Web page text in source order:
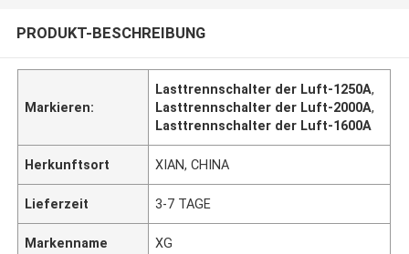
PRODUKT-BESCHREIBUNG
Markieren:
Lasttrennschalter der Luft-1250A,
Lasttrennschalter der Luft-2000A,
Lasttrennschalter der Luft-1600A
Herkunftsort XIAN, CHINA
Lieferzeit 3-7 TAGE
Markenname XG